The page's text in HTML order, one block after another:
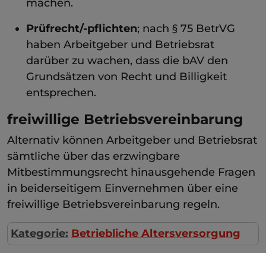
machen.
Prüfrecht/-pflichten; nach § 75 BetrVG
haben Arbeitgeber und Betriebsrat
darüber zu wachen, dass die bAV den
Grundsätzen von Recht und Billigkeit
entsprechen.
freiwillige Betriebsvereinbarung
Alternativ können Arbeitgeber und Betriebsrat
sämtliche über das erzwingbare
Mitbestimmungsrecht hinausgehende Fragen
in beiderseitigem Einvernehmen über eine
freiwillige Betriebsvereinbarung regeln.
Kategorie: Betriebliche Altersversorgung